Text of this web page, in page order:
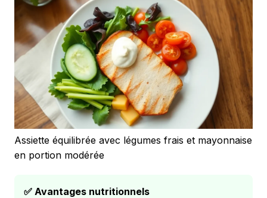
Assiette équilibrée avec légumes frais et mayonnaise
en portion modérée
✅ Avantages nutritionnels